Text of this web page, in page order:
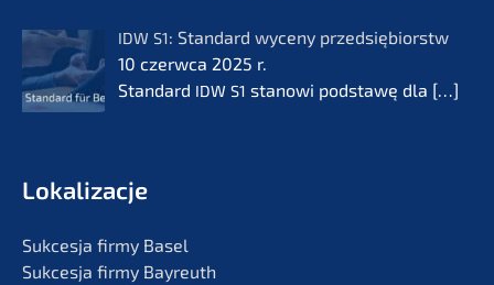
IDW S1: Standard wyceny przedsię­bi­orstw
10 czerw­ca 2025 r.
Standard IDW S1 stanowi podsta­wę dla […]
Lokali­zac­je
Sukces­ja firmy Basel
Sukces­ja firmy Bayreuth